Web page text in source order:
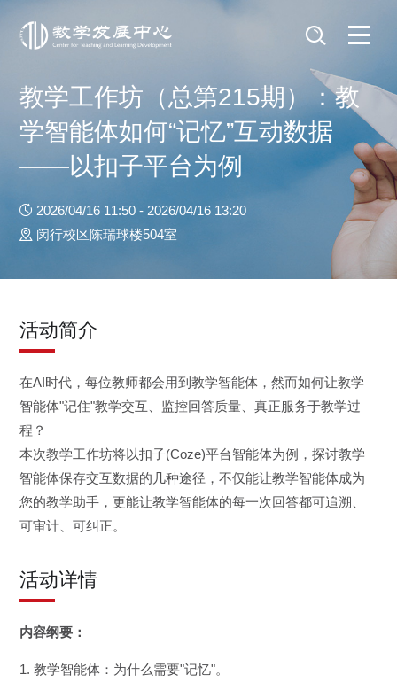
教学工作坊（总第215期）：教
学智能体如何“记忆”互动数据
——以扣子平台为例
2026/04/16 11:50 - 2026/04/16 13:20
闵行校区陈瑞球楼504室
活动简介
在AI时代，每位教师都会用到教学智能体，然而如何让教学
智能体"记住"教学交互、监控回答质量、真正服务于教学过
程？
本次教学工作坊将以扣子(Coze)平台智能体为例，探讨教学
智能体保存交互数据的几种途径，不仅能让教学智能体成为
您的教学助手，更能让教学智能体的每一次回答都可追溯、
可审计、可纠正。
活动详情
内容纲要：
1. 教学智能体：为什么需要"记忆"。